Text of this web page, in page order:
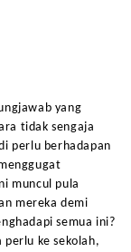
yang
tidak sengaja
perlu berhadapan
muncul pula
mereka demi
semua ini?
perlu ke sekolah,